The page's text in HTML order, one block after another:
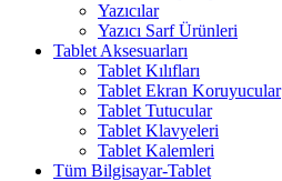
Yazıcılar
Yazıcı Sarf Ürünleri
Tablet Aksesuarları
Tablet Kılıfları
Tablet Ekran Koruyucular
Tablet Tutucular
Tablet Klavyeleri
Tablet Kalemleri
Tüm Bilgisayar-Tablet